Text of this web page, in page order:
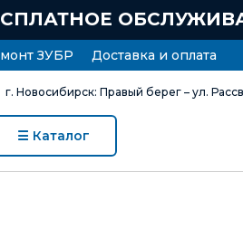
ЗУБР
☰ Каталог
г. Новосибирск: Правый берег – ул.
Доставка и оплата